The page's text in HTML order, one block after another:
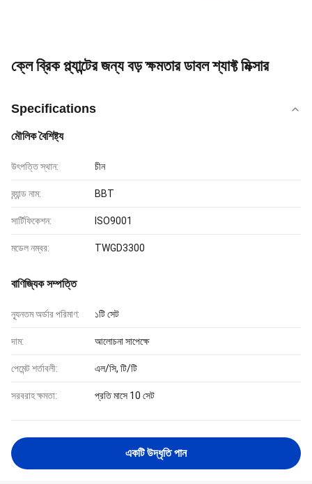
ক্লে ব্রিক প্ল্যান্টের জন্য বড় ক্ষমতার ডাবল শ্যাফ্ট মিক্সার
Specifications
মৌলিক বৈশিষ্ট্য
উৎপত্তি স্থান: চীন
ব্র্যান্ড নাম: BBT
সার্টিফিকেশন: ISO9001
মডেল নম্বর: TWGD3300
বাণিজ্যিক সম্পত্তি
ন্যূনতম অর্ডার পরিমাণ: ১টি সেট
দাম: আলোচনা সাপেক্ষে
পেমেন্ট শর্তাবলী: এল/সি, টি/টি
সরবরাহ ক্ষমতা: প্রতি মাসে 10 সেট
একটি উদ্ধৃতি পান